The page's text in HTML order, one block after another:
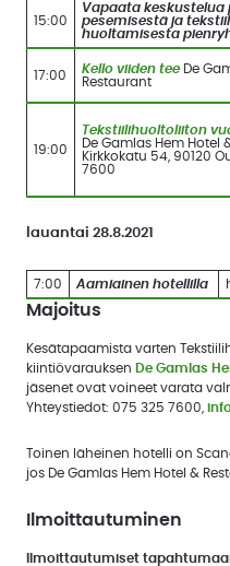
15:00
Vapaata keskustelua
pesemisestä ja
huoltamisesta
17:00 Kello viiden tee De
Restaurant
19:00
Tekstiilihuoltoliiton
De Gamlas Hem Hotel
Kirkkokatu 54, 90120
7600
lauantai 28.8.2021
7:00 Aamiainen hotellilla
Majoitus
Kesätapaamista varten
kiintiövarauksen De Gamlas
jäsenet ovat voineet varata
Yhteystiedot: 075 325 7600,
Toinen läheinen hotelli on
jos De Gamlas Hem Hotel &
Ilmoittautuminen
Ilmoittautumiset